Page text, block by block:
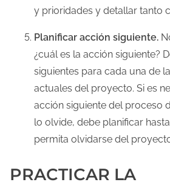
y prioridades y detallar tanto
Planificar acción siguiente.
¿cuál es la acción siguiente?
siguientes para cada una de
actuales del proyecto. Si es
acción siguiente del proceso
lo olvide, debe planificar
permita olvidarse del
PRACTICAR LA